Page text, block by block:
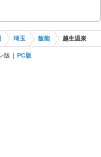
埼玉 飯能 越生温泉
版 PC版